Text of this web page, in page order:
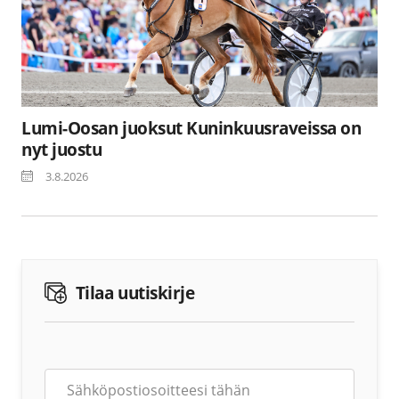
Lumi-Oosan juoksut Kuninkuusraveissa on
nyt juostu
3.8.2026
Tilaa uutiskirje